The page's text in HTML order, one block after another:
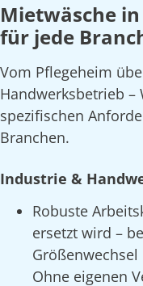
Mietwäsche
für jede
Vom Pflegeheim
Handwerksbetrieb –
spezifischen
Branchen.
Industrie &
Robuste
ersetzt wird –
Ohne eigenen